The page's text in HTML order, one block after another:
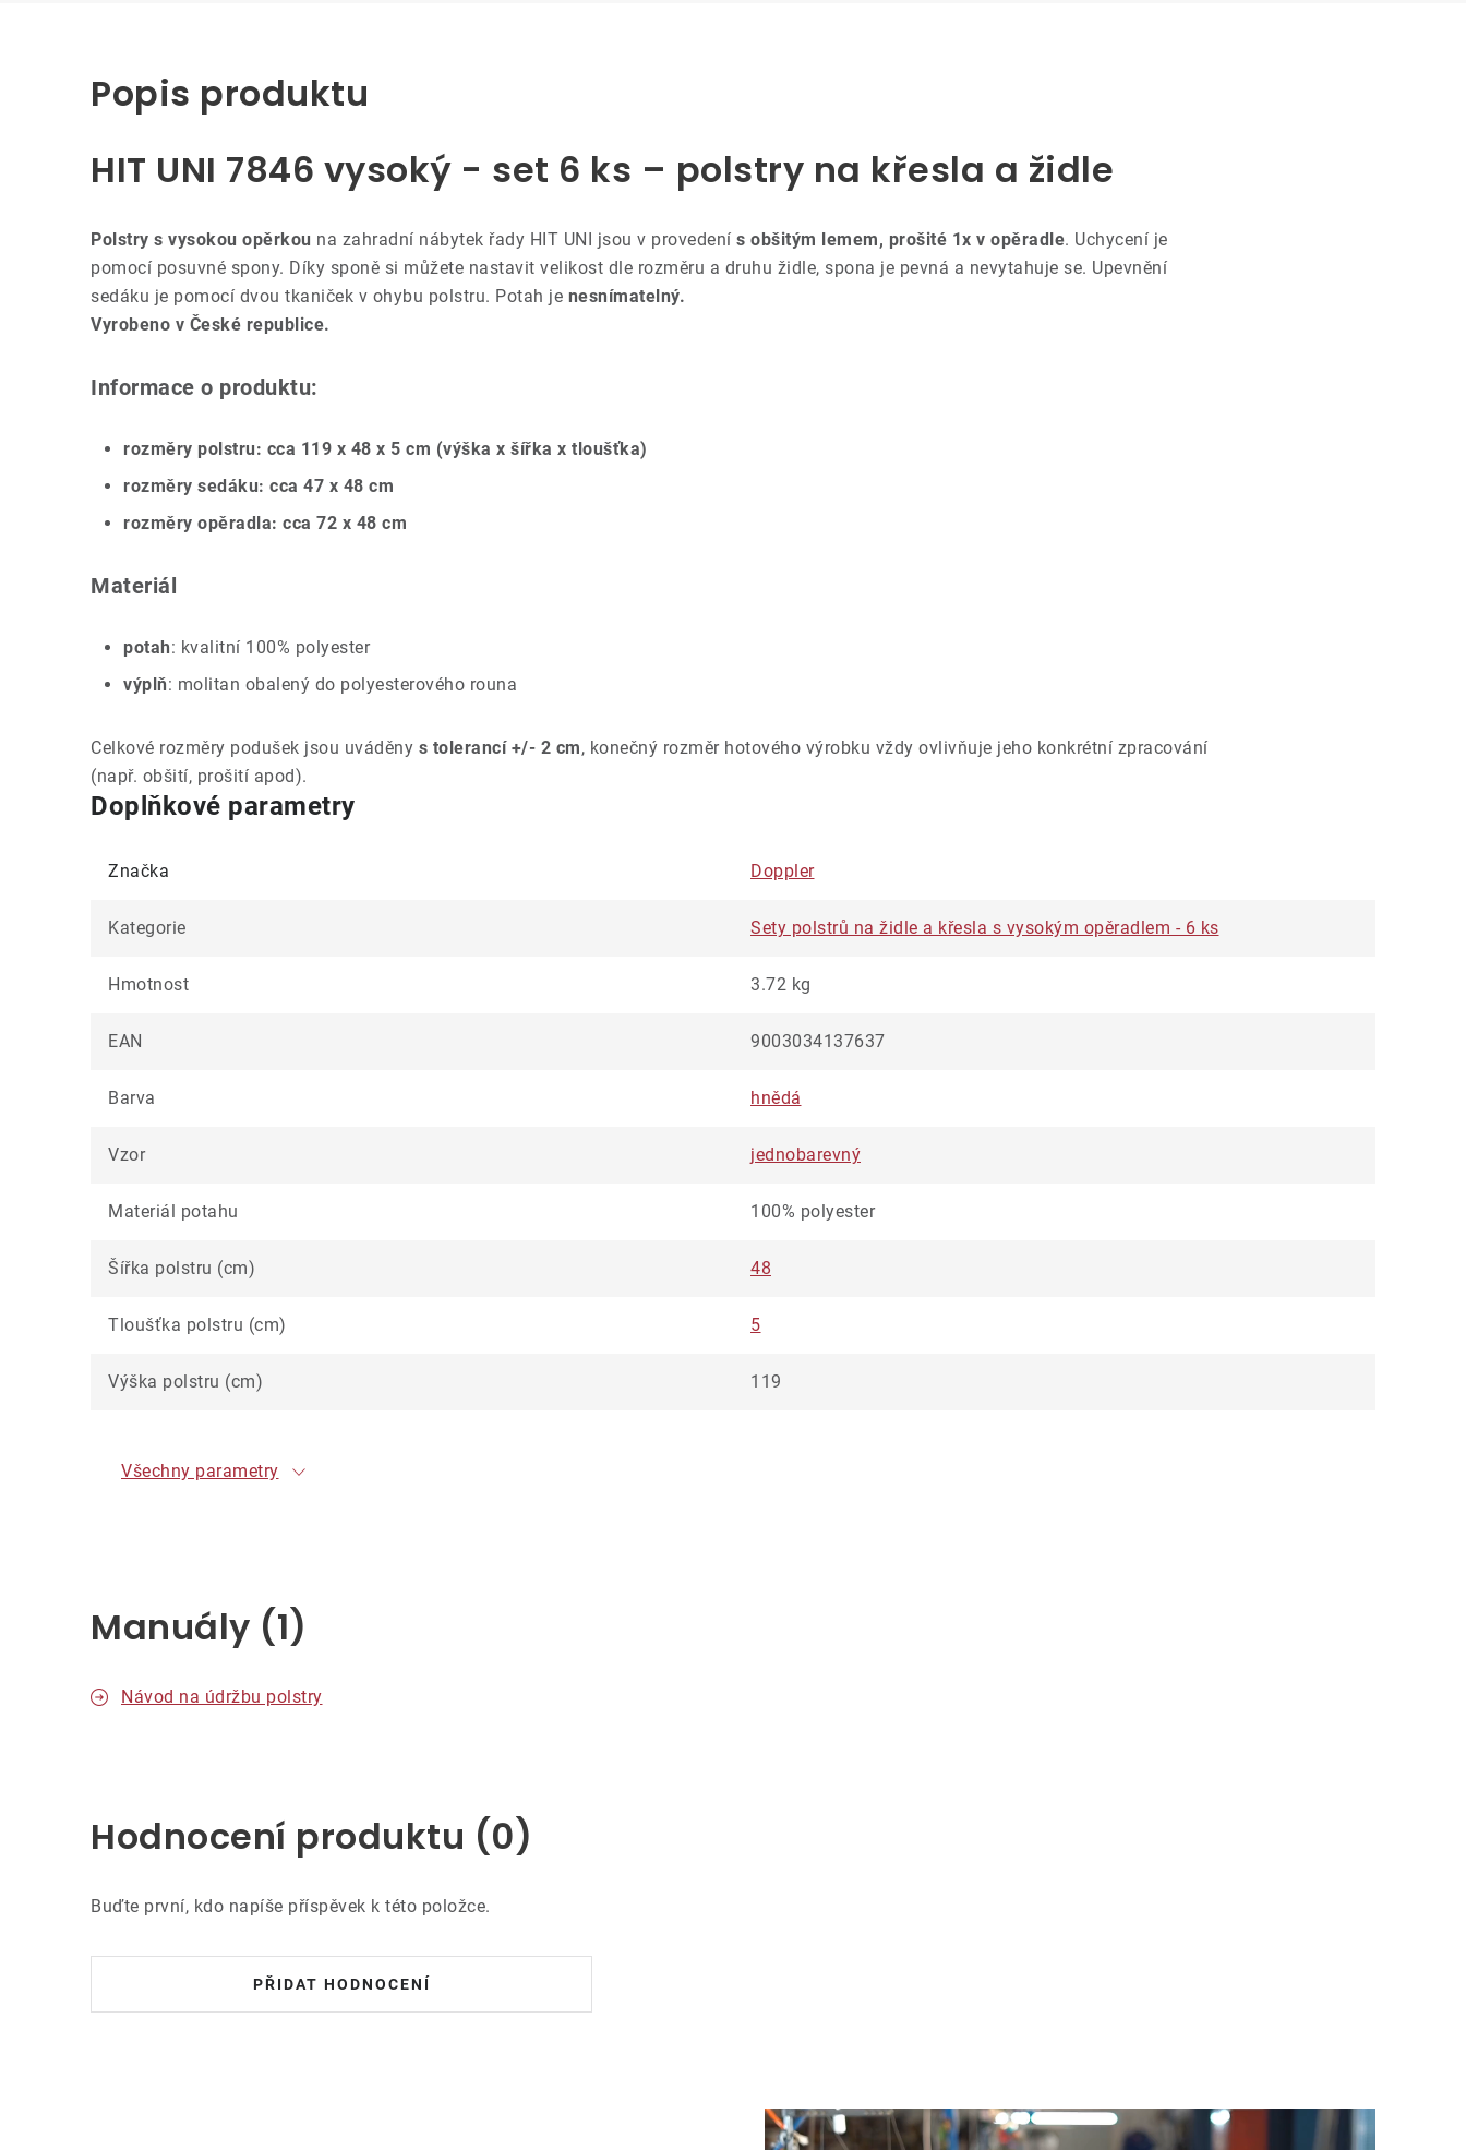
Popis produktu
HIT UNI 7846 vysoký - set 6 ks – polstry na křesla a židle
Polstry s vysokou opěrkou na zahradní nábytek řady HIT UNI jsou v provedení s obšitým lemem, prošité 1x v opěradle. Uchycení je
pomocí posuvné spony. Díky sponě si můžete nastavit velikost dle rozměru a druhu židle, spona je pevná a nevytahuje se. Upevnění
sedáku je pomocí dvou tkaniček v ohybu polstru. Potah je nesnímatelný.
Vyrobeno v České republice.
Informace o produktu:
rozměry polstru: cca 119 x 48 x 5 cm (výška x šířka x tloušťka)
rozměry sedáku: cca 47 x 48 cm
rozměry opěradla: cca 72 x 48 cm
Materiál
potah: kvalitní 100% polyester
výplň: molitan obalený do polyesterového rouna
Celkové rozměry podušek jsou uváděny s tolerancí +/- 2 cm, konečný rozměr hotového výrobku vždy ovlivňuje jeho konkrétní zpracování
(např. obšití, prošití apod).
Doplňkové parametry
Značka Doppler
Kategorie Sety polstrů na židle a křesla s vysokým opěradlem - 6 ks
Hmotnost 3.72 kg
EAN 9003034137637
Barva hnědá
Vzor jednobarevný
Materiál potahu 100% polyester
Šířka polstru (cm) 48
Tloušťka polstru (cm) 5
Výška polstru (cm) 119
Všechny parametry
Manuály (1)
Návod na údržbu polstry
Hodnocení produktu (0)
Buďte první, kdo napíše příspěvek k této položce.
PŘIDAT HODNOCENÍ